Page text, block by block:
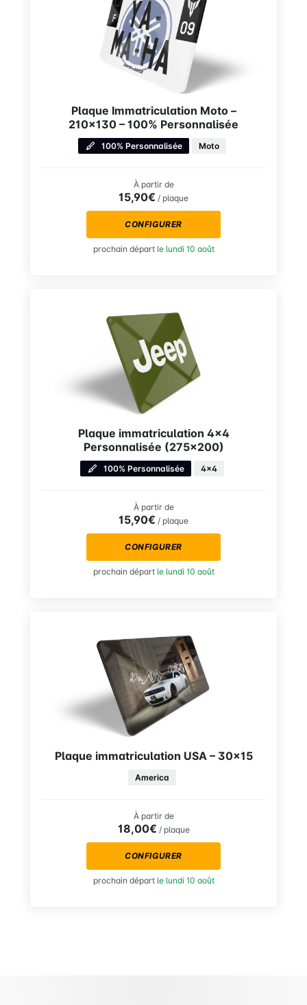
Plaque Immatriculation Moto –
210×130 – 100% Personnalisée
100% Personnalisée Moto
À partir de
15,90€ / plaque
CONFIGURER
prochain départ le lundi 10 août
Plaque immatriculation 4×4
Personnalisée (275×200)
100% Personnalisée 4x4
À partir de
15,90€ / plaque
CONFIGURER
prochain départ le lundi 10 août
Plaque immatriculation USA – 30×15
America
À partir de
18,00€ / plaque
CONFIGURER
prochain départ le lundi 10 août